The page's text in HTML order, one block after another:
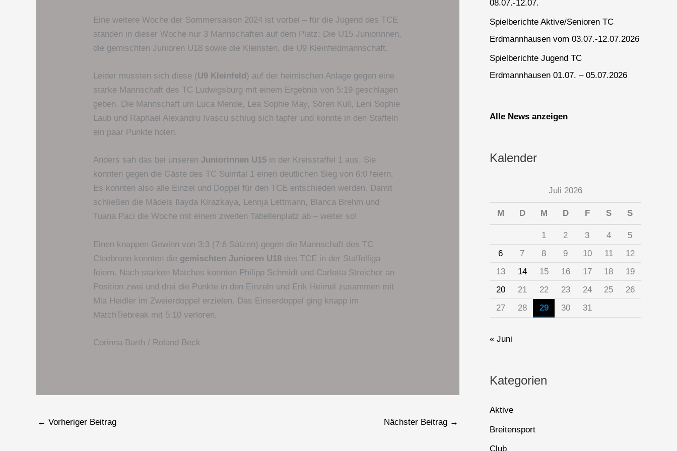
Eine weitere Woche der Sommersaison 2024 ist vorbei – für die Jugend des TCE
standen in dieser Woche nur 3 Mannschaften auf dem Platz: Die U15 Juniorinnen,
die gemischten Junioren U18 sowie die Kleinsten, die U9 Kleinfeldmannschaft.
Leider mussten sich diese (U9 Kleinfeld) auf der heimischen Anlage gegen eine
starke Mannschaft des TC Ludwigsburg mit einem Ergebnis von 5:19 geschlagen
geben. Die Mannschaft um Luca Mende, Lea Sophie May, Sören Kull, Leni Sophie
Laub und Raphael Alexandru Ivascu schlug sich tapfer und konnte in den Staffeln
ein paar Punkte holen.
Anders sah das bei unseren Juniorinnen U15 in der Kreisstaffel 1 aus. Sie
konnten gegen die Gäste des TC Sulmtal 1 einen deutlichen Sieg von 6:0 feiern.
Es konnten also alle Einzel und Doppel für den TCE entschieden werden. Damit
schließen die Mädels Ilayda Kirazkaya, Lennja Lettmann, Blanca Brehm und
Tuana Paci die Woche mit einem zweiten Tabellenplatz ab – weiter so!
Einen knappen Gewinn von 3:3 (7:6 Sätzen) gegen die Mannschaft des TC
Cleebronn konnten die gemischten Junioren U18 des TCE in der Staffelliga
feiern. Nach starken Matches konnten Philipp Schmidt und Carlotta Streicher an
Position zwei und drei die Punkte in den Einzeln und Erik Heimel zusammen mit
Mia Heidler im Zweierdoppel erzielen. Das Einserdoppel ging knapp im
MatchTiebreak mit 5:10 verloren.
Corinna Barth / Roland Beck
← Vorheriger Beitrag Nächster Beitrag →
08.07.-12.07.
Spielberichte Aktive/Senioren TC
Erdmannhausen vom 03.07.-12.07.2026
Spielberichte Jugend TC
Erdmannhausen 01.07. – 05.07.2026
Alle News anzeigen
Kalender
Juli 2026
M D M D F S S
1 2 3 4
5
6
7 8 9 10 11
12
13
14 15 16 17 18
19
20
21 22 23 24 25
26
27
28 29 30 31
« Juni
Kategorien
Aktive
Breitensport
Club